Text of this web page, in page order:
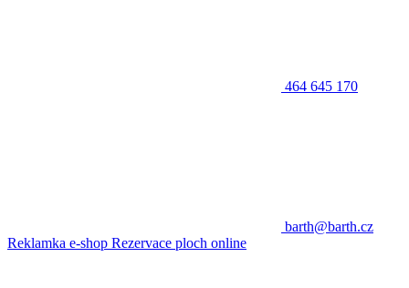
464 645 170
barth@barth.cz
Reklamka e-shop Rezervace ploch online